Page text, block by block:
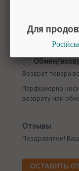
Приват 24
Наложенный
Обмен/
Возврат товара
Парфюмерно-
возврату или
Отзывы
Поздравляем!
ОСТАВИТЬ
Для